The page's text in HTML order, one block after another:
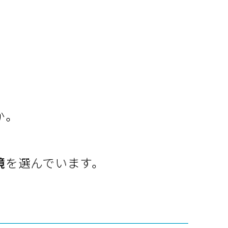
を選んでいます。